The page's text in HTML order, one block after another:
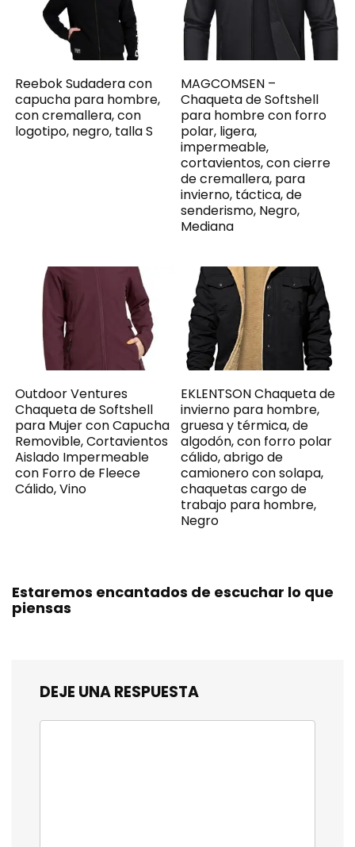
Reebok Sudadera con
capucha para hombre,
con cremallera, con
logotipo, negro, talla S
MAGCOMSEN –
Chaqueta de Softshell
para hombre con forro
polar, ligera,
impermeable,
cortavientos, con cierre
de cremallera, para
invierno, táctica, de
senderismo, Negro,
Mediana
Outdoor Ventures
Chaqueta de Softshell
para Mujer con Capucha
Removible, Cortavientos
Aislado Impermeable
con Forro de Fleece
Cálido, Vino
EKLENTSON Chaqueta de
invierno para hombre,
gruesa y térmica, de
algodón, con forro polar
cálido, abrigo de
camionero con solapa,
chaquetas cargo de
trabajo para hombre,
Negro
Estaremos encantados de escuchar lo que
piensas
DEJE UNA RESPUESTA